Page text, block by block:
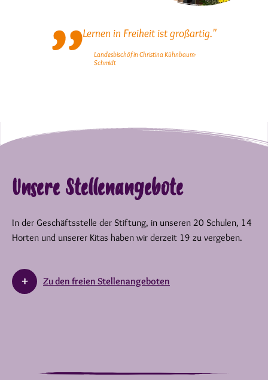
Lernen in Freiheit ist großartig."
Landesbischöfin Christina Kühnbaum-
Schmidt
Unsere Stellenangebote
In der Geschäftsstelle der Stiftung, in unseren 20 Schulen, 14
Horten und unserer Kitas haben wir derzeit 19 zu vergeben.
Zu den freien Stellenangeboten